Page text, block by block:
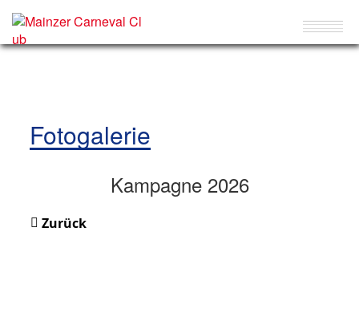
Fotogalerie
Kampagne 2026
Zurück